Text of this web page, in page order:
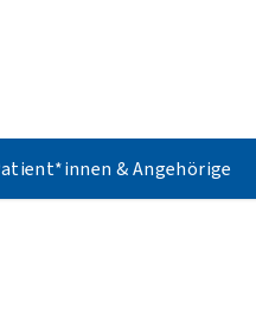
& Angehörige